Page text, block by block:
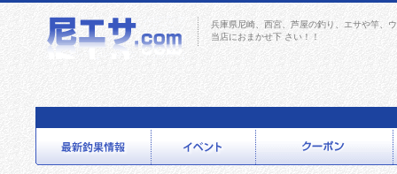
兵庫県尼崎、西宮、芦屋の釣り、エサや竿、
当店におまかせ下 さい！！